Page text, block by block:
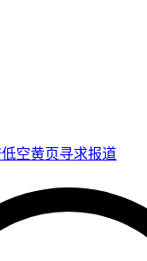
低空黄页寻求报道